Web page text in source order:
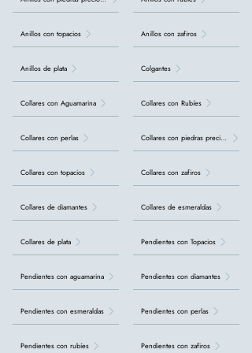
Anillos con topacios
Anillos de plata
Collares con Aguamarina
Collares con perlas
Collares con topacios
Collares de diamantes
Collares de plata
Pendientes con aguamarina
Pendientes con esmeraldas
Pendientes con rubíes
Anillos con zafiros
Colgantes
Collares con Rubíes
Collares con piedras preciosas
Collares con zafiros
Collares de esmeraldas
Pendientes con Topacios
Pendientes con diamantes
Pendientes con perlas
Pendientes con zafiros